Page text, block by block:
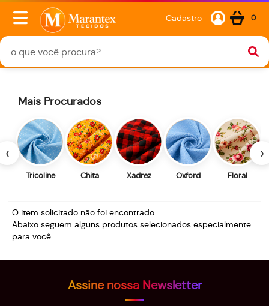
Cadastro 0
‹
Mais Procurados
Tricoline Chita Xadrez Oxford Floral
›
O item solicitado não foi encontrado.
Abaixo seguem alguns produtos selecionados especialmente
para você.
Assine nossa Newsletter